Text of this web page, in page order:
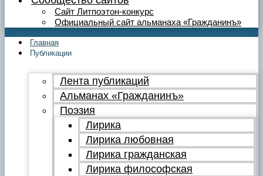
Сайт Литпоэтон-конкурс
Официальный сайт альманаха «Гражданинъ»
Главная
Публикации
Лента публикаций
Альманах «Гражданинъ»
Поэзия
Лирика
Лирика любовная
Лирика гражданская
Лирика философская